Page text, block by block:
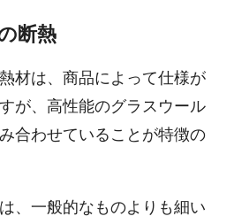
断熱
材は、商品によって仕様が
が、高性能のグラスウール
合わせていることが特徴の
、一般的なものよりも細い